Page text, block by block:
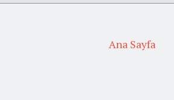
Ana Sayfa